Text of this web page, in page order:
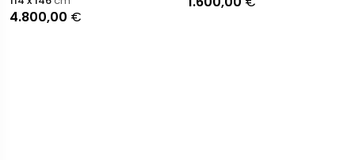
4.800,00 €